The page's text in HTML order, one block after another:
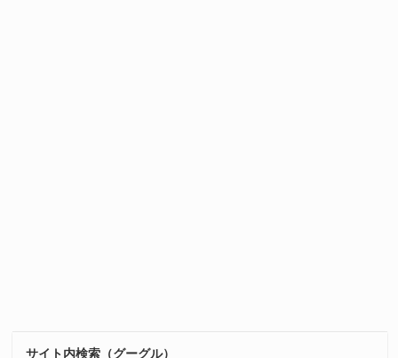
サイト内検索（グーグル）